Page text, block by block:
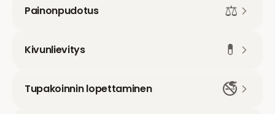
Painonpudotus ⚖️
Kivunlievitys 💊
Tupakoinnin lopettaminen 🚭